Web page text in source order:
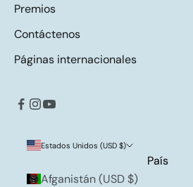
Premios
Contáctenos
Páginas internacionales
Estados Unidos (USD $)
País
Afganistán (USD $)